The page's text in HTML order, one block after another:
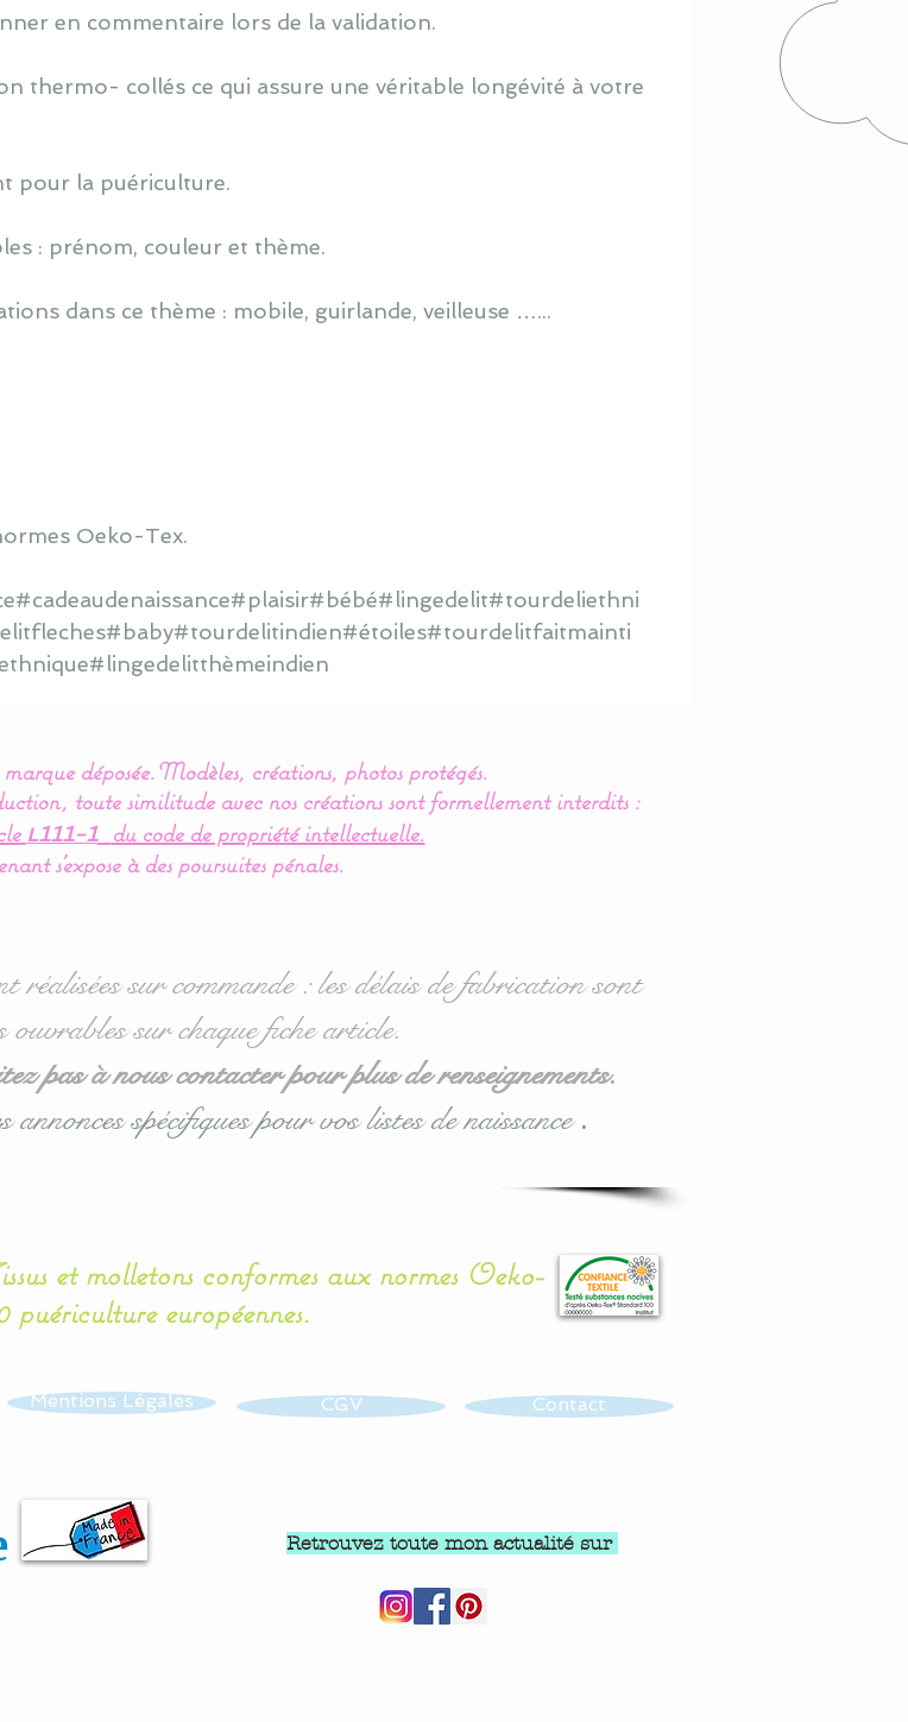
en commentaire lors de la validation.
thermo- collés ce qui assure une véritable longévité à votre
pour la puériculture.
: prénom, couleur et thème.
dans ce thème : mobile, guirlande, veilleuse …...
Oeko-Tex.
déposée. Modèles, créations, photos protégés.
toute similitude avec nos créations sont formellement interdits :
L111-1
du code de propriété intellectuelle.
s'expose à des poursuites pénales.
réalisées sur commande : les délais de fabrication sont
ouvrables sur chaque fiche article.
pas à nous contacter pour plus de renseignements.
spécifiques pour vos listes de naissance.
et molletons conformes aux normes Oeko-
puériculture européennes.
Mentions Légales CGV Contact
Retrouvez toute mon actualité sur